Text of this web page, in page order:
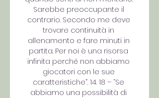
Sarebbe preoccupante il
contrario. Secondo me deve
trovare continuità in
allenamento e fare minuti in
partita. Per noi è una risorsa
infinita perché non abbiamo
giocatori con le sue
caratteristiche”. 14. 18 – “Se
abbiamo una possibilità di